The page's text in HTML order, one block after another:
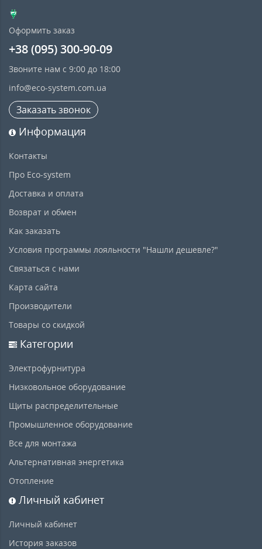
Оформить заказ
+38 (095) 300-90-09
Звоните нам с 9:00 до 18:00
info@eco-system.com.ua
Заказать звонок
Информация
Контакты
Про Eco-system
Доставка и оплата
Возврат и обмен
Как заказать
Условия программы лояльности "Нашли дешевле?"
Связаться с нами
Карта сайта
Производители
Товары со скидкой
Категории
Электрофурнитура
Низковольное оборудование
Щиты распределительные
Промышленное оборудование
Все для монтажа
Альтернативная энергетика
Отопление
Личный кабинет
Личный кабинет
История заказов